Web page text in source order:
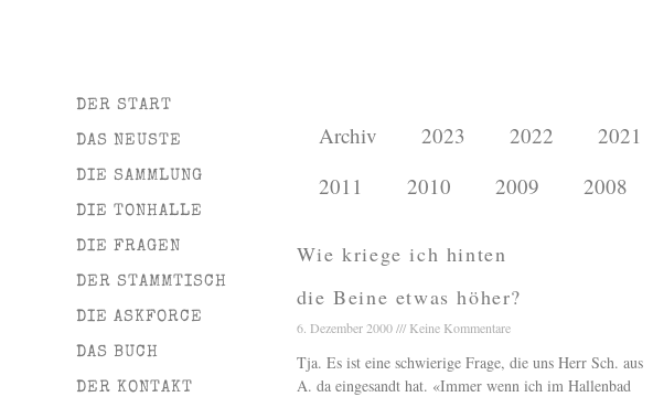
DER START
DAS NEUSTE
DIE SAMMLUNG
DIE TONHALLE
DIE FRAGEN
DER STAMMTISCH
DIE ASKFORCE
DAS BUCH
DER KONTAKT
Archiv 2023 2022 2021
2011
2010 2009 2008
Wie kriege ich hinten
die Beine etwas höher?
6. Dezember 2000 Keine Kommentare
Tja. Es ist eine schwierige Frage, die uns Herr Sch. aus
A. da eingesandt hat. «Immer wenn ich im Hallenbad